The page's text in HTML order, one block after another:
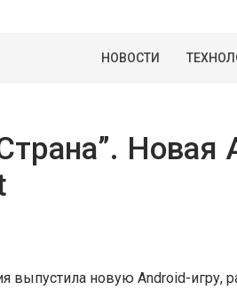
НОВОСТИ
Новая
выпустила новую Android-игру,